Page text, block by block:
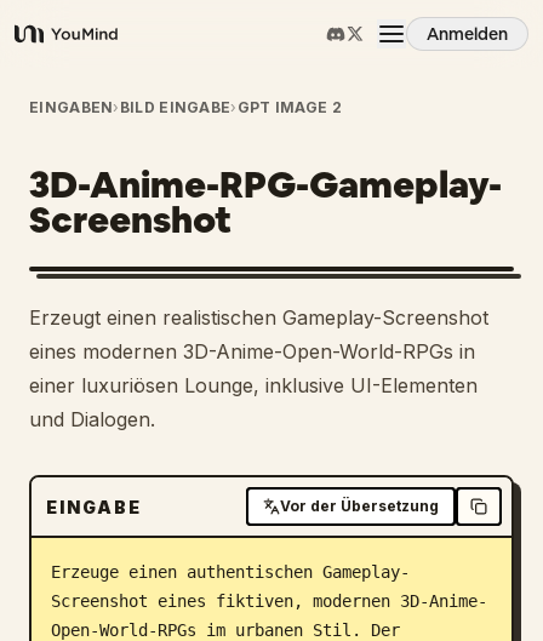
YouMind
Anmelden
Übersicht
Anwendungsfälle
Fähigkeiten
Prompts
Preise
Download
Blog
EINGABEN› BILD EINGABE› GPT IMAGE 2
3D-Anime-RPG-Gameplay-
Screenshot
Erzeugt einen realistischen Gameplay-Screenshot
eines modernen 3D-Anime-Open-World-RPGs in
einer luxuriösen Lounge, inklusive UI-Elementen
und Dialogen.
EINGABE Vor der Übersetzung
Erzeuge einen authentischen Gameplay-
Screenshot eines fiktiven, modernen 3D-Anime-
Open-World-RPGs im urbanen Stil. Der